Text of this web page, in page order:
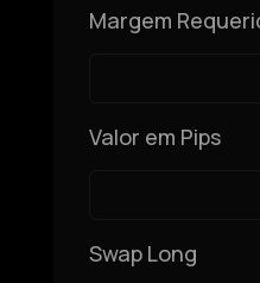
Margem
Valor em Pips
Swap Long